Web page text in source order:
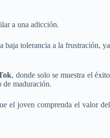
a una adicción.
baja tolerancia a la frustración, ya
, donde solo se muestra el éxito
de maduración.
el joven comprenda el valor del